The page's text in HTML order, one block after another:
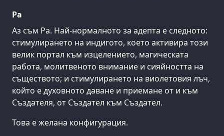
Ра
Аз съм Ра. Най-нормалното за адепта е следното:
стимулирането на индигото, което активира този
велик портал към изцелението, магическата
работа, молитвеното внимание и сияйността на
съществото; и стимулирането на виолетовия лъч,
който е духовното даване и приемане от и към
Създателя, от Създател към Създател.
Това е желана конфигурация.